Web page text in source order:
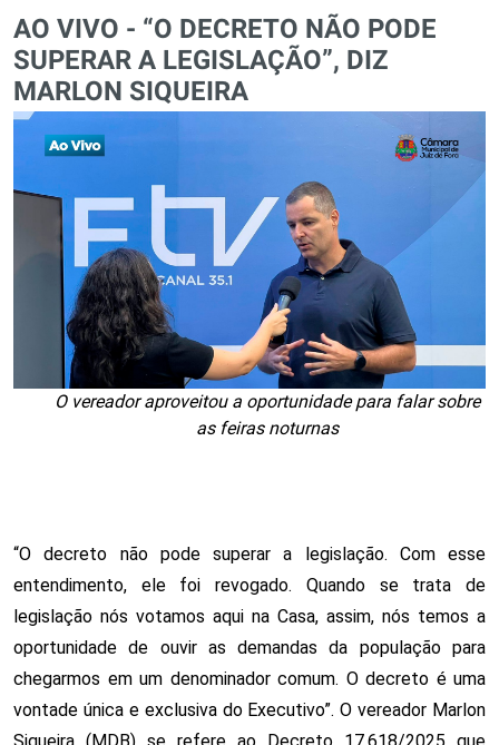
AO VIVO - “O DECRETO NÃO PODE
SUPERAR A LEGISLAÇÃO”, DIZ
MARLON SIQUEIRA
O vereador aproveitou a oportunidade para falar sobre
as feiras noturnas
“O decreto não pode superar a legislação. Com esse
entendimento, ele foi revogado. Quando se trata de
legislação nós votamos aqui na Casa, assim, nós temos a
oportunidade de ouvir as demandas da população para
chegarmos em um denominador comum. O decreto é uma
vontade única e exclusiva do Executivo”. O vereador Marlon
Siqueira (MDB) se refere ao Decreto 17.618/2025 que